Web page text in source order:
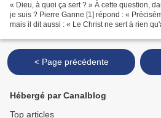
« Dieu, à quoi ça sert ? » À cette question,
je suis ? Pierre Ganne [1] répond : «
mais il dit aussi : « Le Christ ne sert à rien
< Page précédente
Hébergé par Canalblog
Top articles